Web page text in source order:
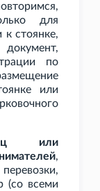
для
к стоянке,
по
или
или
,
(со всеми